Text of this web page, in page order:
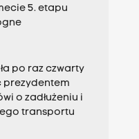
5. etapu
po raz czwarty
prezydentem
o zadłużeniu i
transportu